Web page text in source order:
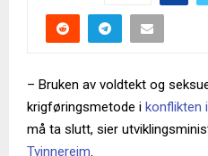
– Bruken av voldtekt og
krigføringsmetode i konflikten
må ta slutt, sier
Tvinnereim